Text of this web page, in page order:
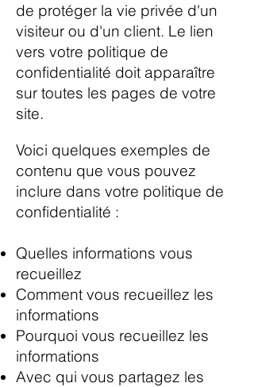
de protéger la vie privée d'un
visiteur ou d'un client. Le lien
vers votre politique de
confidentialité doit apparaître
sur toutes les pages de votre
site.
Voici quelques exemples de
contenu que vous pouvez
inclure dans votre politique de
confidentialité :
Quelles informations vous
recueillez
Comment vous recueillez les
informations
Pourquoi vous recueillez les
informations
Avec qui vous partagez les